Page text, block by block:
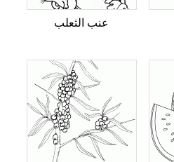
عنب الثعلب